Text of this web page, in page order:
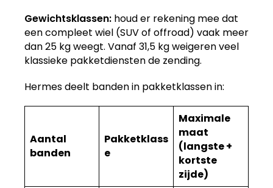
Gewichtsklassen: houd er rekening mee dat
een compleet wiel (SUV of offroad) vaak meer
dan 25 kg weegt. Vanaf 31,5 kg weigeren veel
klassieke pakketdiensten de zending.
Hermes deelt banden in pakketklassen in:
Aantal
banden
Pakketklass
e
Maximale
maat
(langste +
kortste
zijde)